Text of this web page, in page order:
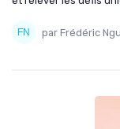
par Frédéric